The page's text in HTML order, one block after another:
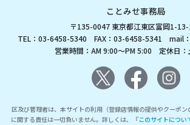
ことみせ事務局
〒135-0047 東京都江東区富岡1-13-
TEL：03-6458-5340 FAX：03-6458-5341 mail：
営業時間：AM 9:00～PM 5:00 定休日：
区及び管理者は、本サイトの利用（登録店情報の提供やクーポ
に関する責任は一切負いません。詳しくは、『このサイトについ